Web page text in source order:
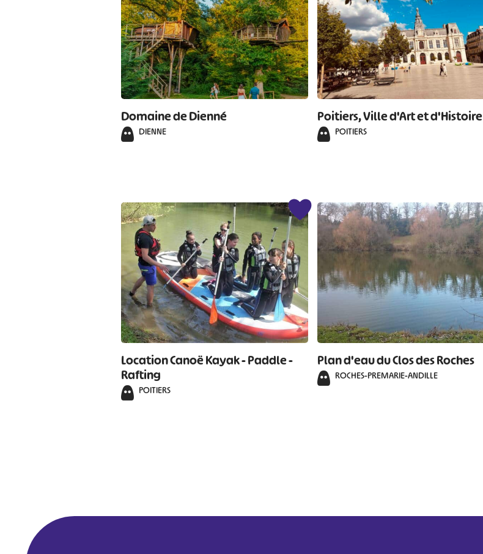
Domaine de Dienné
DIENNE
Poitiers, Ville d'Art et d'Histoire
POITIERS
Location Canoë Kayak - Paddle -
Rafting
POITIERS
Plan d'eau du Clos des Roches
ROCHES-PREMARIE-ANDILLE